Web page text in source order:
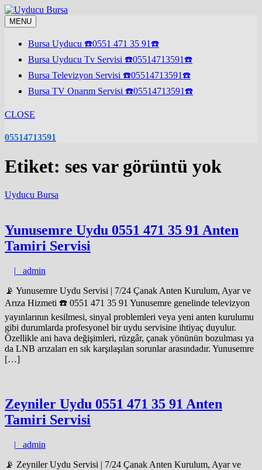
Skip
to
content
MENU
Bursa Uyducu ☎️0551 471 35 91☎️
Bursa Uyducu Tv Servisi ☎️05514713591☎️
Bursa Televizyon Servisi ☎️05514713591☎️
Bursa TV Onarım Servisi ☎️05514713591☎️
CLOSE
05514713591
Etiket: ses var görüntü yok
Uyducu Bursa
Yunusemre Uydu 0551 471 35 91 Anten
Tamiri Servisi
| admin
📡 Yunusemre Uydu Servisi | 7/24 Çanak Anten Kurulum, Ayar ve
Arıza Hizmeti ☎️ 0551 471 35 91 Yunusemre genelinde televizyon
yayınlarının kesilmesi, sinyal problemleri veya yeni anten kurulumu
gibi durumlarda profesyonel bir uydu servisine ihtiyaç duyulur.
Özellikle ani hava değişimleri, rüzgâr, çanak yönünün bozulması ya
da LNB arızaları en sık karşılaşılan sorunlar arasındadır. Yunusemre
[…]
Zeyniler Uydu 0551 471 35 91 Anten
Tamiri Servisi
| admin
📡 Zeyniler Uydu Servisi | 7/24 Çanak Anten Kurulum, Ayar ve